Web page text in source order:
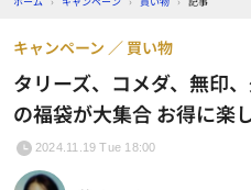
タリーズ、コメダ、無印
の福袋が大集合 お得に楽
キャンペーン 買い物
2024.11.19 Tue 18:00